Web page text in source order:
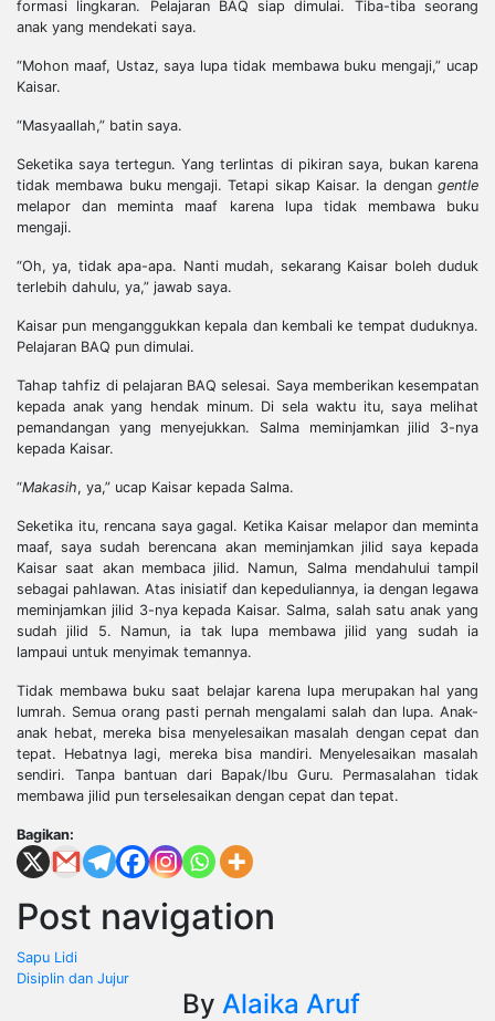
formasi lingkaran. Pelajaran BAQ siap dimulai. Tiba-tiba seorang
anak yang mendekati saya.
“Mohon maaf, Ustaz, saya lupa tidak membawa buku mengaji,” ucap
Kaisar.
“Masyaallah,” batin saya.
Seketika saya tertegun. Yang terlintas di pikiran saya, bukan karena
tidak membawa buku mengaji. Tetapi sikap Kaisar. Ia dengan gentle
melapor dan meminta maaf karena lupa tidak membawa buku
mengaji.
“Oh, ya, tidak apa-apa. Nanti mudah, sekarang Kaisar boleh duduk
terlebih dahulu, ya,” jawab saya.
Kaisar pun menganggukkan kepala dan kembali ke tempat duduknya.
Pelajaran BAQ pun dimulai.
Tahap tahfiz di pelajaran BAQ selesai. Saya memberikan kesempatan
kepada anak yang hendak minum. Di sela waktu itu, saya melihat
pemandangan yang menyejukkan. Salma meminjamkan jilid 3-nya
kepada Kaisar.
“Makasih, ya,” ucap Kaisar kepada Salma.
Seketika itu, rencana saya gagal. Ketika Kaisar melapor dan meminta
maaf, saya sudah berencana akan meminjamkan jilid saya kepada
Kaisar saat akan membaca jilid. Namun, Salma mendahului tampil
sebagai pahlawan. Atas inisiatif dan kepeduliannya, ia dengan legawa
meminjamkan jilid 3-nya kepada Kaisar. Salma, salah satu anak yang
sudah jilid 5. Namun, ia tak lupa membawa jilid yang sudah ia
lampaui untuk menyimak temannya.
Tidak membawa buku saat belajar karena lupa merupakan hal yang
lumrah. Semua orang pasti pernah mengalami salah dan lupa. Anak-
anak hebat, mereka bisa menyelesaikan masalah dengan cepat dan
tepat. Hebatnya lagi, mereka bisa mandiri. Menyelesaikan masalah
sendiri. Tanpa bantuan dari Bapak/Ibu Guru. Permasalahan tidak
membawa jilid pun terselesaikan dengan cepat dan tepat.
Bagikan:
Post navigation
Sapu Lidi
Disiplin dan Jujur
By Alaika Aruf